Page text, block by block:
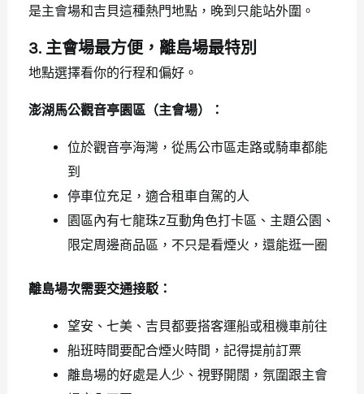
是主會場和吉貝這種熱門地點，晚到只能站外圍。
3. 主會場最方便，離島場最特別
地點選擇看你的行程和偏好。
澎湖馬公觀音亭園區（主會場）：
位於觀音亭海灣，從馬公市區走路或騎車都能
到
停車位充足，適合租車自駕的人
園區內有七龍珠Z互動角色打卡區、主題公園、
限定周邊商品區，不只是看煙火，還能逛一圈
離島場次需要交通接駁：
望安、七美、吉貝都要搭客運船或租機車前往
船班時間要配合煙火時間，記得提前訂票
離島場的好處是人少、視野開闊，氛圍跟主會